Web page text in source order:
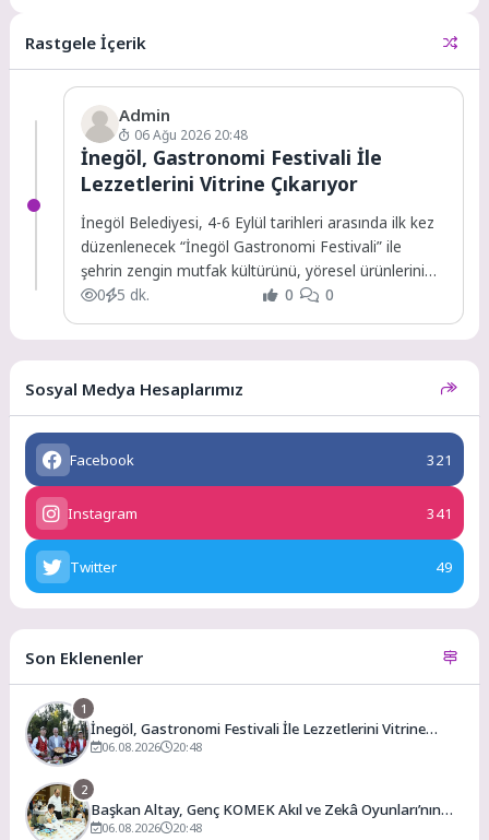
Ruhsat uygulamasını
Rastgele İçerik
Admin
06 Ağu 2026 20:48
İnegöl, Gastronomi Festivali İle
Lezzetlerini Vitrine Çıkarıyor
İnegöl Belediyesi, 4-6 Eylül tarihleri arasında ilk kez
düzenlenecek “İnegöl Gastronomi Festivali” ile
şehrin zengin mutfak kültürünü, yöresel ürünlerini
ve...
0 5 dk. 0 0
Sosyal Medya Hesaplarımız
Facebook 321
Instagram 341
Twitter 49
Son Eklenenler
1
İnegöl, Gastronomi Festivali İle Lezzetlerini Vitrine
Çıkarıyor
06.08.2026 20:48
2
Başkan Altay, Genç KOMEK Akıl ve Zekâ Oyunları’nın
Final Turunda Öğrencilerin Heyecanını Paylaştı
06.08.2026 20:48